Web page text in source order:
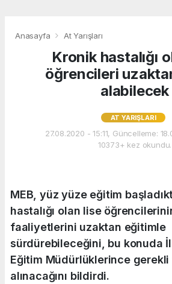
Anasayfa At Yarışları
Kronik hastalığı
öğrencileri
alabilecek
AT YARIŞLARI
27.08.2020 - 15:11, Güncelleme:
10373+ kez okundu.
MEB, yüz yüze eğitim
hastalığı olan lise
faaliyetlerini uzaktan eğitimle
sürdürebileceğini, bu konuda
Eğitim Müdürlüklerince
alınacağını bildirdi.